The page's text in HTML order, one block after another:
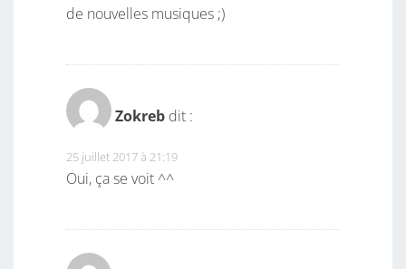
de nouvelles musiques ;)
Zokreb dit :
25 juillet 2017 à 21:19
Oui, ça se voit ^^